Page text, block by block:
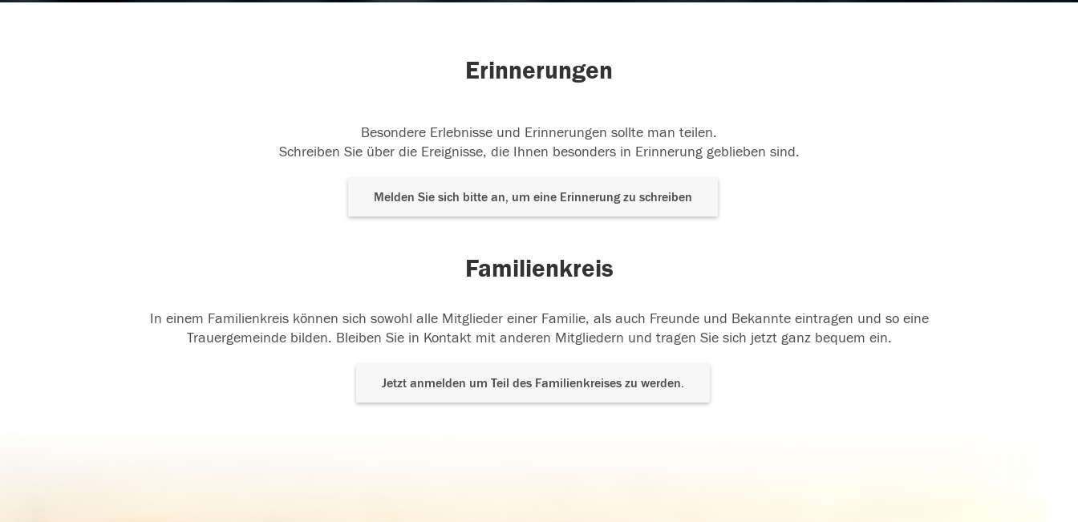
Erinnerungen
Besondere Erlebnisse und Erinnerungen sollte man teilen.
Schreiben Sie über die Ereignisse, die Ihnen besonders in Erinnerung geblieben sind.
Melden Sie sich bitte an, um eine Erinnerung zu schreiben
Familienkreis
In einem Familienkreis können sich sowohl alle Mitglieder einer Familie, als auch Freunde und Bekannte eintragen und so eine
Trauergemeinde bilden. Bleiben Sie in Kontakt mit anderen Mitgliedern und tragen Sie sich jetzt ganz bequem ein.
Jetzt anmelden um Teil des Familienkreises zu werden.